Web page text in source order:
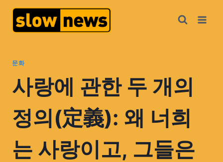
문화
사랑에 관한 두 개의
정의(定義): 왜 너희
는 사랑이고, 그들은